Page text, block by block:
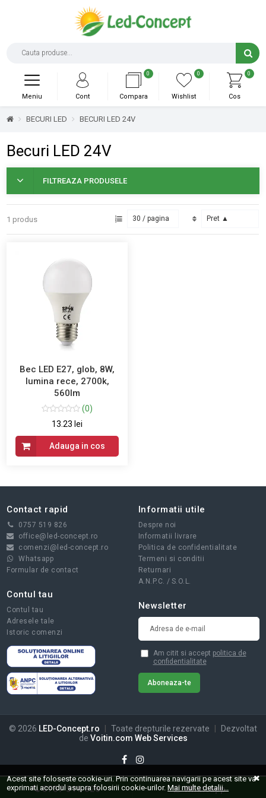
0
Cos
0
Wishlist
0
Compara
Cont
Meniu
BECURI LED BECURI LED 24V
Becuri LED 24V
FILTREAZA PRODUSELE
1 produs
Bec LED E27, glob, 8W,
lumina rece, 2700k,
560lm
(0)
13.23 lei
Adauga in cos
Contact rapid
0757 519 826
office@led-concept.ro
comenzi@led-concept.ro
Whatsapp
Formular de contact
Informatii utile
Despre noi
Informatii livrare
Politica de confidentialitate
Termeni si conditii
Returnari
A.N.P.C. / S.O.L.
Contul tau
Contul tau
Adresele tale
Istoric comenzi
Newsletter
Am citit si accept politica de
confidentialitate
© 2026 LED-Concept.ro Toate drepturile rezervate
Dezvoltat
de Voitin.com Web Services
0757 519 826 Whatsapp
Acest site foloseste cookie-uri. Prin continuarea navigarii pe acest site va
exprimati acordul asupra folosirii cookie-urilor.Mai multe detalii...